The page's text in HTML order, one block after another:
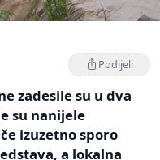
Podijeli
zadesile su u dva
su nanijele
izuzetno sporo
a lokalna